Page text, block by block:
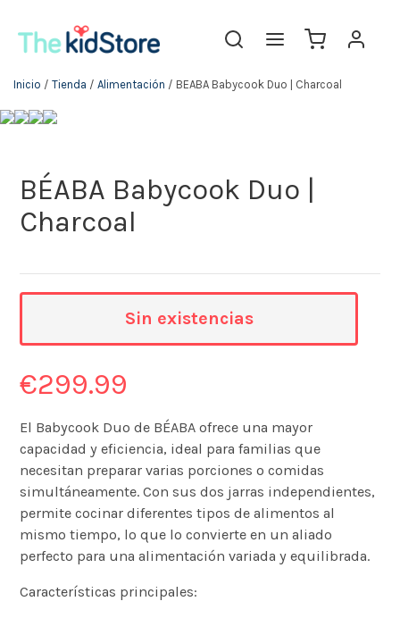
Inicio / Tienda / Alimentación / BÉABA Babycook Duo | Charcoal
BÉABA Babycook Duo |
Charcoal
€299.99
El Babycook Duo de BÉABA ofrece una mayor
capacidad y eficiencia, ideal para familias que
necesitan preparar varias porciones o comidas
simultáneamente. Con sus dos jarras independientes,
permite cocinar diferentes tipos de alimentos al
mismo tiempo, lo que lo convierte en un aliado
perfecto para una alimentación variada y equilibrada.
Características principales:
Sin existencias